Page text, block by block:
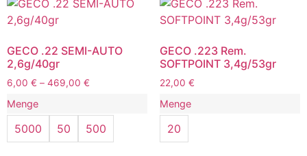
GECO .22 SEMI-AUTO
2,6g/40gr
6,00 € – 469,00 €
Menge
5000 50 500
GECO .223 Rem.
SOFTPOINT 3,4g/53gr
22,00 €
Menge
20